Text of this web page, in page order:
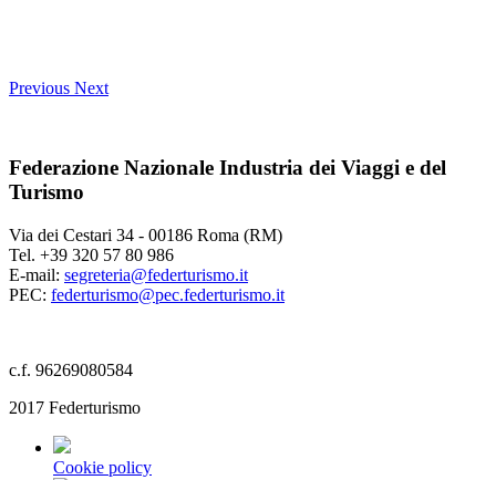
Previous Next
Federazione Nazionale Industria dei Viaggi e del
Turismo
Via dei Cestari 34 - 00186 Roma (RM)
Tel. +39 320 57 80 986
E-mail: segreteria@federturismo.it
PEC: federturismo@pec.federturismo.it
c.f. 96269080584
2017 Federturismo
Cookie policy